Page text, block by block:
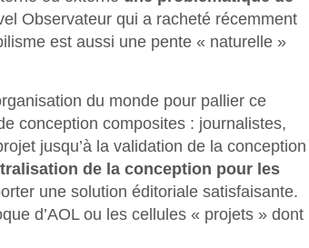
Observateur qui a racheté récemment
est aussi une pente « naturelle »
du monde pour pallier ce
conception composites : journalistes,
jusqu’à la validation de la conception
de la conception pour les
une solution éditoriale satisfaisante.
d’AOL ou les cellules « projets » dont